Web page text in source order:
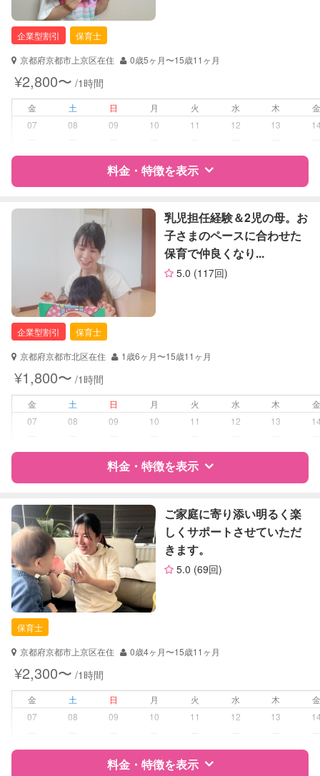
保育士
対応可能/特徴 送迎サポート
病児対応
障がい児対応 対応可否は個別に相談
レッスン なし
お子様の撮影
（定期特典）
対応不可
企業型割引
保育士
京都府京都市上京区在住
0歳5ヶ月〜15歳11ヶ月
¥2,800〜 /1時間
金 土 日 月 火 水 木
07
08 09 10 11 12 13
料金・特徴を表示
特徴 料金 レビュー
サポートの特徴
企業型割引対象(旧内閣府補助対象)
保育士
対応可能/特徴
送迎サポート
お泊まり保育
対応可否は個別に相談
レッスン
絵・工作レッスン
その他
定期予約 可能
お子様の撮影
（定期特典）
対応可能
乳児担任経験＆2児の母。お
子さまのペースに合わせた
保育で仲良くなり...
5.0 (117回)
企業型割引
保育士
京都府京都市北区在住
1歳6ヶ月〜15歳11ヶ月
¥1,800〜 /1時間
金 土 日 月 火 水 木
07
08 09 10 11 12 13
料金・特徴を表示
特徴 料金 レビュー
サポートの特徴
資格
企業型割引対象(旧内閣府補助対象)
自治体届出済ベビーシッター
保育士
対応可能/特徴
送迎サポート
病児対応 病児、病後児、ともに不可
なし
ご家庭に寄り添い明るく楽
しくサポートさせていただ
きます。
5.0 (69回)
保育士
京都府京都市上京区在住
0歳4ヶ月〜15歳11ヶ月
¥2,300〜 /1時間
金 土 日 月 火 水 木
07
08 09 10 11 12 13
料金・特徴を表示